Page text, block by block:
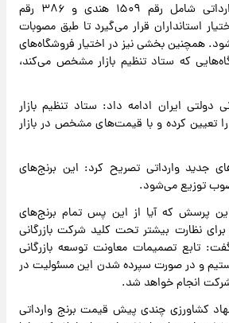
وی افزود: برنج‌های وارداتی شامل رقم ۱۵۰۹ هندی و ۳۸۶ رقم
استانداران قرار می‌گیرد تا طبق مصوبات
شود. همچنین بخشی نیز در اختیار فروشگاه‌های
که ستاد تنظیم بازار مشخص می‌کند،
دولتی ایران ادامه داد: ستاد تنظیم بازار
تعیین کرده و با قیمت‌های مشخص در بازار
جدید وارداتی تصریح کرد: این برنج‌های
توزیع می‌شود.
پرسش که آیا از این پس تمام برنج‌های
نظارت بیشتر تحت کلید شرکت بازرگانی
تابع تصمیمات معاونت توسعه بازرگانی
و در صورت سپرده شدن این مسئولیت در
انجام خواهد شد.
کشاورزی چندی پیش قیمت برنج وارداتی